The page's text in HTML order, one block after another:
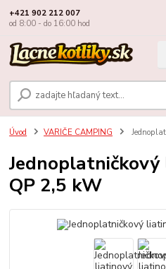
+421 902 212 007
od 8:00 - do 16:00 hod
Úvod VARIČE CAMPING
QP 2,5 kW